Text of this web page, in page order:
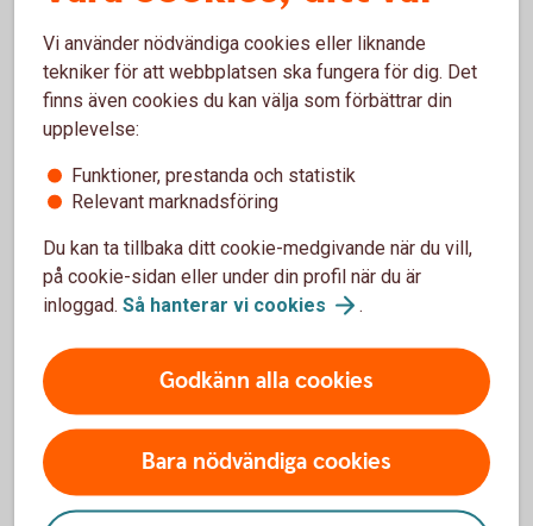
börsnoterade företag. Sedan några år tillbaka driver han
eget företag inom området Senior Financial business
steering. Därtill äger Magnus även ett mindre
fastighetsbolag.
Gunnel Smedstad
f -61, från Tjörnarp
Gunnel är civilingenjör i maskinteknik på Lunds Tekniska
Stockholm och Nederman i Helsingborg med inriktning
marknadsföring och försäljning. Sedan mitten av 90-talet
har Gunnel varit styrelseledamot i flera olika verksamheter -
bland annat i ett publikt bolag, försäkrings-, bank- samt
konsultföretag. Sedan 20 år tillbaka driver hon eget företag
inom hälsobranschen.
Vi använder nödvändiga cookies eller liknande
tekniker för att webbplatsen ska fungera för dig. Det
finns även cookies du kan välja som förbättrar din
upplevelse:
Funktioner, prestanda och statistik
Relevant marknadsföring
Du kan ta tillbaka ditt cookie-medgivande när du vill,
på cookie-sidan eller under din profil när du är
inloggad. Så hanterar vi cookies .
Godkänn alla cookies
Bara nödvändiga cookies